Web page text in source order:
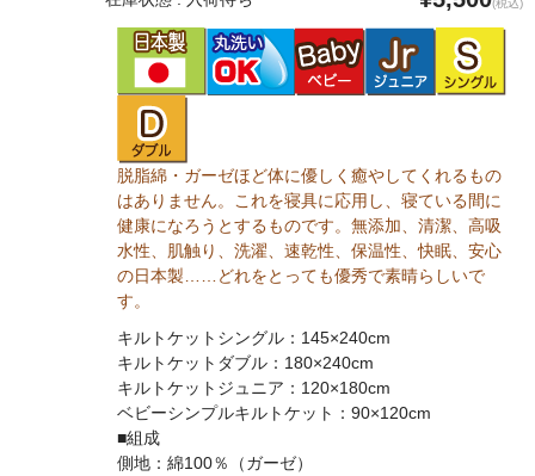
脱脂綿・ガーゼほど体に優しく癒やしてくれるもの
はありません。これを寝具に応用し、寝ている間に
健康になろうとするものです。無添加、清潔、高吸
水性、肌触り、洗濯、速乾性、保温性、快眠、安心
の日本製……どれをとっても優秀で素晴らしいで
す。
キルトケットシングル：145×240cm
キルトケットダブル：180×240cm
キルトケットジュニア：120×180cm
ベビーシンプルキルトケット：90×120cm
■組成
側地：綿100％（ガーゼ）